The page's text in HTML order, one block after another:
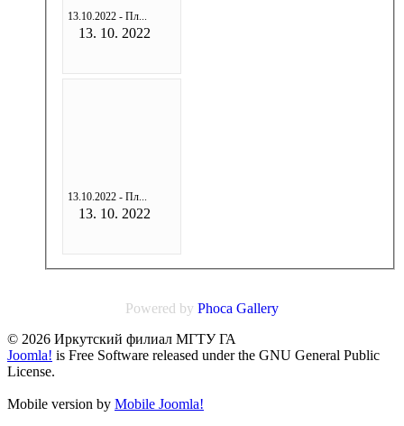
13.10.2022 - Пл...
13. 10. 2022
13.10.2022 - Пл...
13. 10. 2022
Powered by Phoca Gallery
© 2026 Иркутский филиал МГТУ ГА
Joomla! is Free Software released under the GNU General Public
License.
Mobile version by Mobile Joomla!